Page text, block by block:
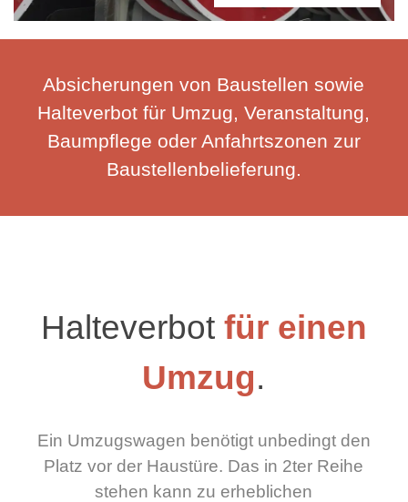
Absicherungen von Baustellen sowie
Halteverbot für Umzug, Veranstaltung,
Baumpflege oder Anfahrtszonen zur
Baustellenbelieferung.
Halteverbot für einen
Umzug.
Ein Umzugswagen benötigt unbedingt den
Platz vor der Haustüre. Das in 2ter Reihe
stehen kann zu erheblichen